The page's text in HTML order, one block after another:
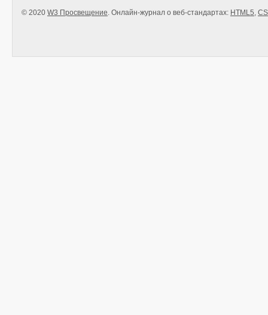
© 2020 W3 Просвещение . Онлайн-журнал о веб-стандартах: HTML5